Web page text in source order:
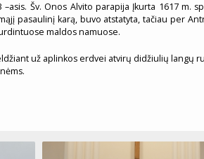
Šv. Onos Alvito parapija Įkurta 1617
pasaulinį karą, buvo atstatyta, tačiau per
maldos namuose.
už aplinkos erdvei atvirų didžiulių langų